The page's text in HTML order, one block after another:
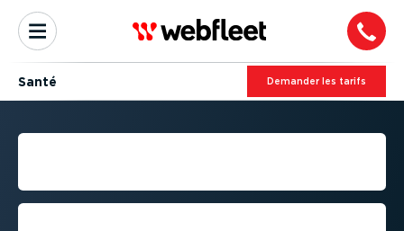
Santé Demander les tarifs
GESTION DE FLOTTE POUR
Gérez et optimisez l'activité de votre